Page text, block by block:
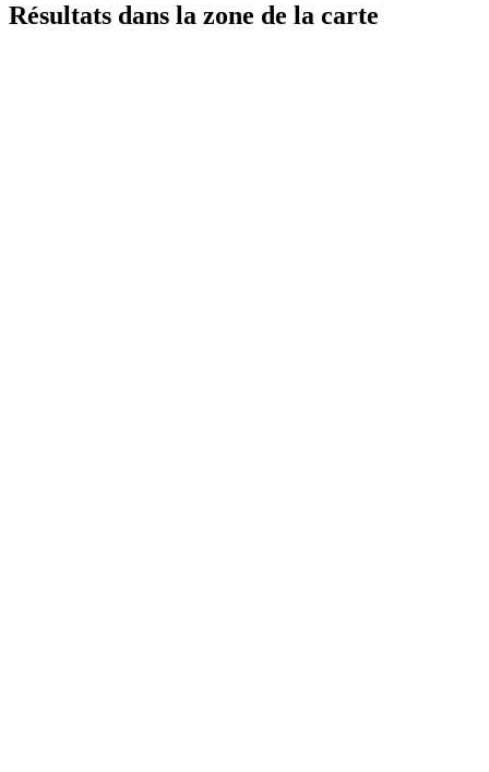
Résultats dans la zone de la carte